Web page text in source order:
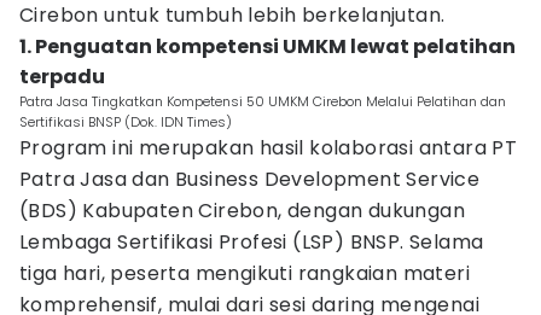
Cirebon untuk tumbuh lebih berkelanjutan.
1. Penguatan kompetensi UMKM lewat pelatihan
terpadu
Patra Jasa Tingkatkan Kompetensi 50 UMKM Cirebon Melalui Pelatihan dan
Sertifikasi BNSP (Dok. IDN Times)
Program ini merupakan hasil kolaborasi antara PT
Patra Jasa dan Business Development Service
(BDS) Kabupaten Cirebon, dengan dukungan
Lembaga Sertifikasi Profesi (LSP) BNSP. Selama
tiga hari, peserta mengikuti rangkaian materi
komprehensif, mulai dari sesi daring mengenai